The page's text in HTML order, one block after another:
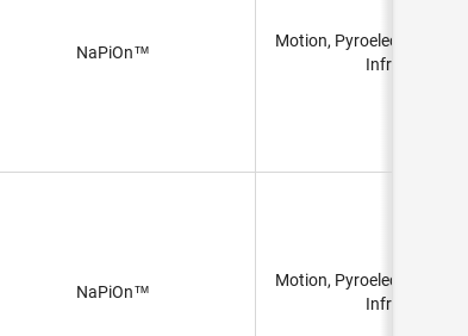
NaPiOn™
Motion, Pyroelectric, PIR
Infrared)
NaPiOn™
Motion, Pyroelectric, PIR
Infrared)